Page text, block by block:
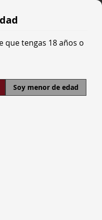
que tengas 18 años o
Soy menor de edad